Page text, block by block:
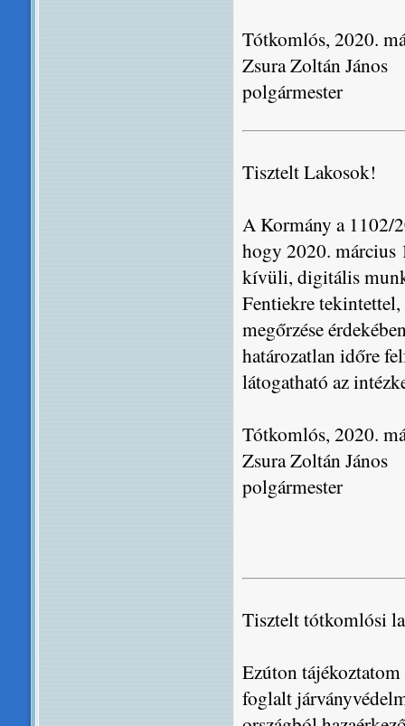
Tótkomlós, 2020.
Zsura Zoltán János
polgármester
Tisztelt Lakosok!
A Kormány a 1102/
hogy 2020. március
kívüli, digitális
Fentiekre tekintettel,
megőrzése
határozatlan időre
látogatható az
Tótkomlós, 2020.
Zsura Zoltán János
polgármester
Tisztelt tótkomlósi
Ezúton
foglalt